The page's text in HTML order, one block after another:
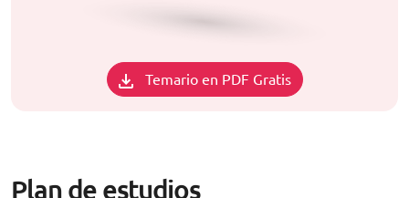
Temario en PDF Gratis
Plan de estudios